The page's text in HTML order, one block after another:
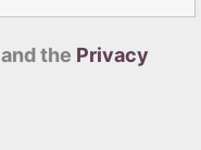
and the Privacy